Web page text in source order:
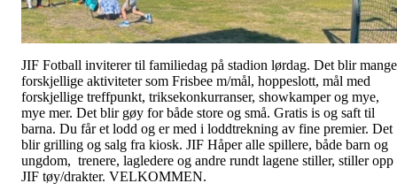
JIF Fotball inviterer til familiedag på stadion lørdag. Det blir mange
forskjellige aktiviteter som Frisbee m/mål, hoppeslott, mål med
forskjellige treffpunkt, triksekonkurranser, showkamper og mye,
mye mer. Det blir gøy for både store og små. Gratis is og saft til
barna. Du får et lodd og er med i loddtrekning av fine premier. Det
blir grilling og salg fra kiosk. JIF Håper alle spillere, både barn og
ungdom, trenere, lagledere og andre rundt lagene stiller, stiller opp
JIF tøy/drakter. VELKOMMEN.